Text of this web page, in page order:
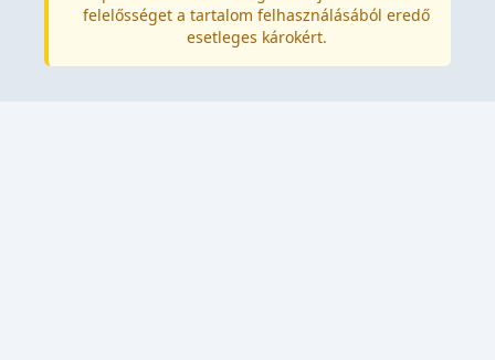
felelősséget a tartalom felhasználásából eredő
esetleges károkért.